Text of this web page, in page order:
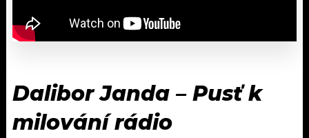
Dalibor Janda – Pusť k
milování rádio